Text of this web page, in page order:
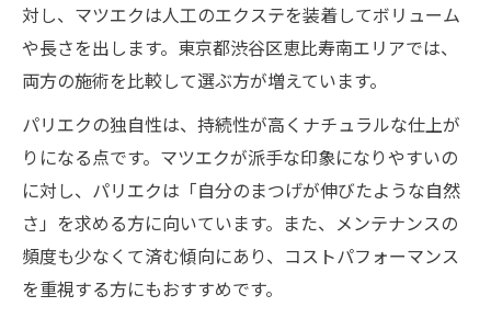
対し、マツエクは人工のエクステを装着してボリューム
や長さを出します。東京都渋谷区恵比寿南エリアでは、
両方の施術を比較して選ぶ方が増えています。
パリエクの独自性は、持続性が高くナチュラルな仕上が
りになる点です。マツエクが派手な印象になりやすいの
に対し、パリエクは「自分のまつげが伸びたような自然
さ」を求める方に向いています。また、メンテナンスの
頻度も少なくて済む傾向にあり、コストパフォーマンス
を重視する方にもおすすめです。